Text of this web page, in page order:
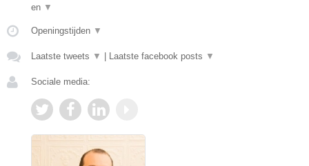
en ▼
Openingstijden ▼
Laatste tweets ▼ Laatste facebook posts ▼
Sociale media: